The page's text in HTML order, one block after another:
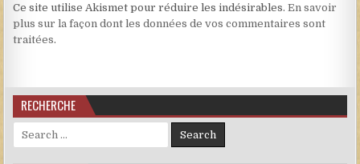
Ce site utilise Akismet pour réduire les indésirables.En savoir
plus sur la façon dont les données de vos commentaires sont
traitées.
RECHERCHE
Search for: